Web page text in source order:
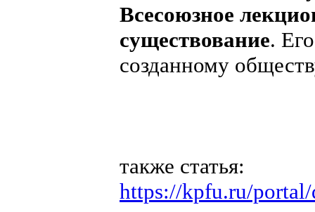
Всесоюзное
существование.
созданному
также статья:
https://kpfu.ru/